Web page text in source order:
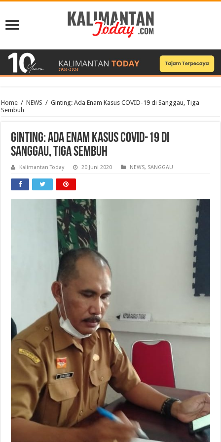
Home / NEWS / Ginting: Ada Enam Kasus COVID-19 di Sanggau, Tiga
Sembuh
Ginting: Ada Enam Kasus COVID-19 di
Sanggau, Tiga Sembuh
Kalimantan Today 20 Juni 2020 NEWS, SANGGAU